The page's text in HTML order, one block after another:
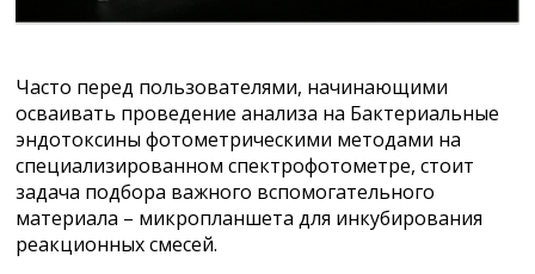
Часто перед пользователями, начинающими
осваивать проведение анализа на Бактериальные
эндотоксины фотометрическими методами на
специализированном спектрофотометре, стоит
задача подбора важного вспомогательного
материала – микропланшета для инкубирования
реакционных смесей.